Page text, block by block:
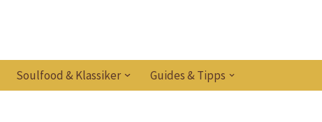
Soulfood & Klassiker Guides & Tipps